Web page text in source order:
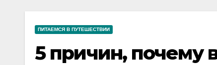
ПИТАЕМСЯ В ПУТЕШЕСТВИИ
5 причин, почему